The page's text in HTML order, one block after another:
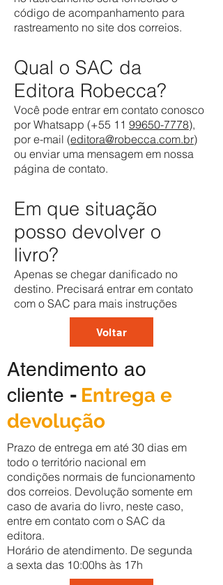
código de acompanhamento para
rastreamento no site dos correios.
Qual o SAC da
Editora Robecca?
Você pode entrar em contato conosco
por Whatsapp (+55 11 99650-7778),
por e-mail (editora@robecca.com.br)
ou enviar uma mensagem em nossa
página de contato.
Em que situação
posso devolver o
livro?
Apenas se chegar danificado no
destino. Precisará entrar em contato
com o SAC para mais instruções
Voltar
Atendimento ao
cliente - Entrega e
devolução
Prazo de entrega em até 30 dias em
todo o território nacional em
condições normais de funcionamento
dos correios. Devolução somente em
caso de avaria do livro, neste caso,
entre em contato com o SAC da
editora.
Horário de atendimento. De segunda
a sexta das 10:00hs às 17h